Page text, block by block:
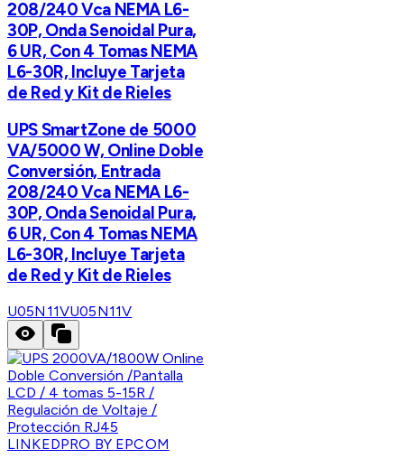
208/240 Vca NEMA L6-
30P, Onda Senoidal Pura,
6 UR, Con 4 Tomas NEMA
L6-30R, Incluye Tarjeta
de Red y Kit de Rieles
UPS SmartZone de 5000
VA/5000 W, Online Doble
Conversión, Entrada
208/240 Vca NEMA L6-
30P, Onda Senoidal Pura,
6 UR, Con 4 Tomas NEMA
L6-30R, Incluye Tarjeta
de Red y Kit de Rieles
U05N11VU05N11V
LINKEDPRO BY EPCOM